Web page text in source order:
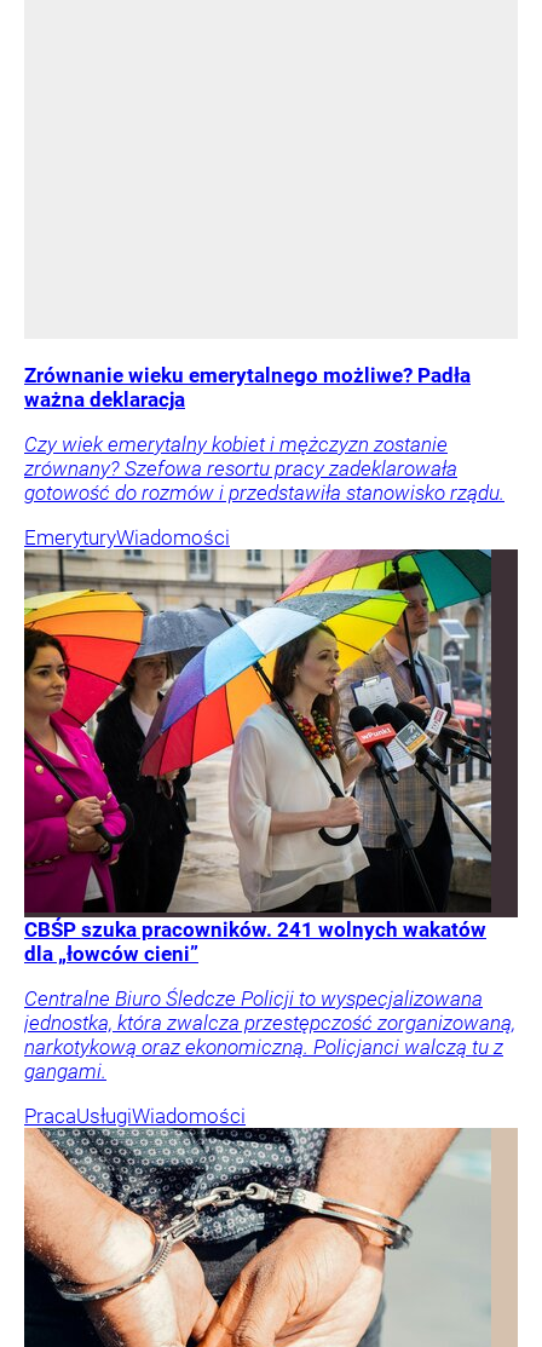
Zrównanie wieku emerytalnego możliwe? Padła
ważna deklaracja
Czy wiek emerytalny kobiet i mężczyzn zostanie
zrównany? Szefowa resortu pracy zadeklarowała
gotowość do rozmów i przedstawiła stanowisko rządu.
EmeryturyWiadomości
CBŚP szuka pracowników. 241 wolnych wakatów
dla „łowców cieni”
Centralne Biuro Śledcze Policji to wyspecjalizowana
jednostka, która zwalcza przestępczość zorganizowaną,
narkotykową oraz ekonomiczną. Policjanci walczą tu z
gangami.
PracaUsługiWiadomości